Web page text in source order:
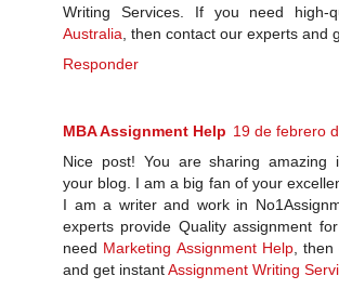
Writing Services. If you need high-
Australia , then contact our experts and
Responder
MBA Assignment Help 19 de febrero
Nice post! You are sharing amazing
your blog. I am a big fan of your
I am a writer and work in
experts provide Quality assignment
need Marketing Assignment Help, then
and get instantAssignment Writing